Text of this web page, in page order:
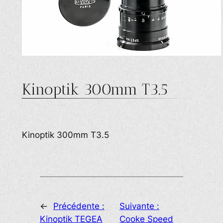
Kinoptik 300mm T3.5
Kinoptik 300mm T3.5
←
Précédente :
Kinoptik TEGEA
Suivante :
Cooke Speed